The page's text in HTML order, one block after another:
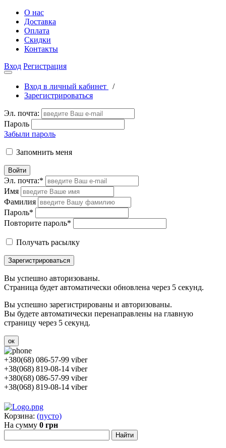
О нас
Доставка
Оплата
Скидки
Контакты
Вход Регистрация
Вход в личный кабинет
/
Зарегистрироваться
Эл. почта:
Пароль
Забыли пароль
Запомнить меня
Войти
Эл. почта:*
Имя
Фамилия
Пароль*
Повторите пароль*
Получать расылку
Зарегистрироваться
Вы успешно авторизованы.
Страница будет автоматически обновлена через 5 секунд.
Вы успешно зарегистрированы и авторизованы.
Вы будете автоматически перенаправлены на главную
страницу через 5 секунд.
ок
+380(68) 086-57-99 viber
+38(068) 819-08-14 viber
+380(68) 086-57-99 viber
+38(068) 819-08-14 viber
Корзина: (пусто)
На сумму 0 грн